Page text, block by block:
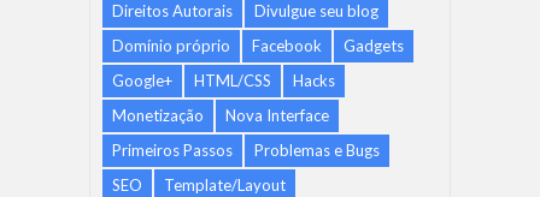
Direitos Autorais
Divulgue seu blog
Domínio próprio
Facebook
Gadgets
Google+
HTML/CSS
Hacks
Monetização
Nova Interface
Primeiros Passos
Problemas e Bugs
SEO
Template/Layout